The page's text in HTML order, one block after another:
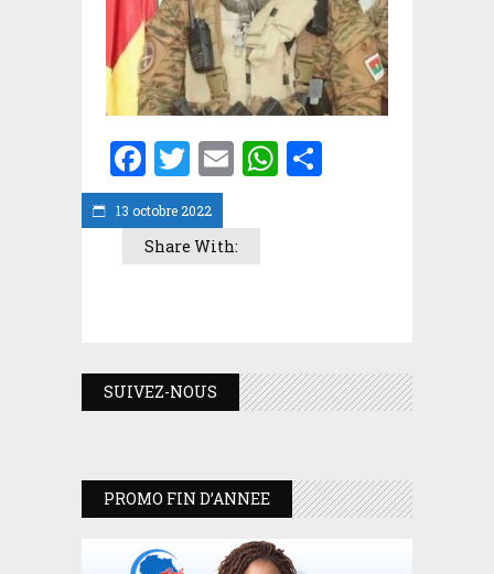
13 octobre 2022
Facebook
Twitter
EmailWhatsApp
Share With:
SUIVEZ-NOUS
PROMO FIN D’ANNEE